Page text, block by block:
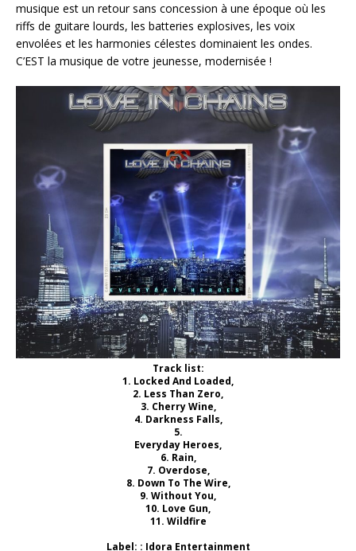
musique est un retour sans concession à une époque où les
riffs de guitare lourds, les batteries explosives, les voix
envolées et les harmonies célestes dominaient les ondes.
C’EST la musique de votre jeunesse, modernisée !
Track list:
1. Locked And Loaded,
2. Less Than Zero,
3. Cherry Wine,
4. Darkness Falls,
5.
Everyday Heroes,
6. Rain,
7. Overdose,
8. Down To The Wire,
9. Without You,
10. Love Gun,
11. Wildfire
Label: : Idora Entertainment